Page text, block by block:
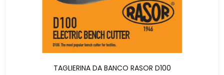
TAGLIERINA DA BANCO RASOR D100